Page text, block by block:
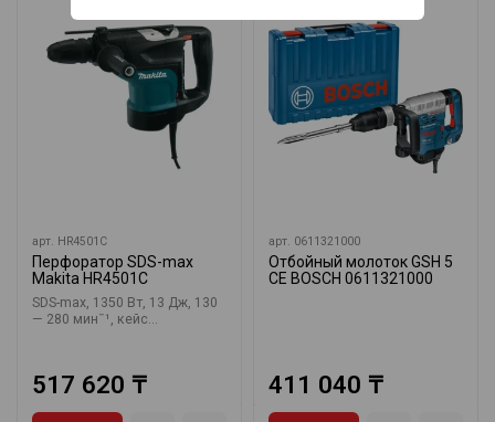
арт. HR4501C
Перфоратор SDS-max
Makita HR4501C
SDS-max, 1350 Вт, 13 Дж, 130
— 280 минˉ¹, кейс...
517 620 ₸
арт. 0611321000
Отбойный молоток GSH 5
CE BOSCH 0611321000
411 040 ₸